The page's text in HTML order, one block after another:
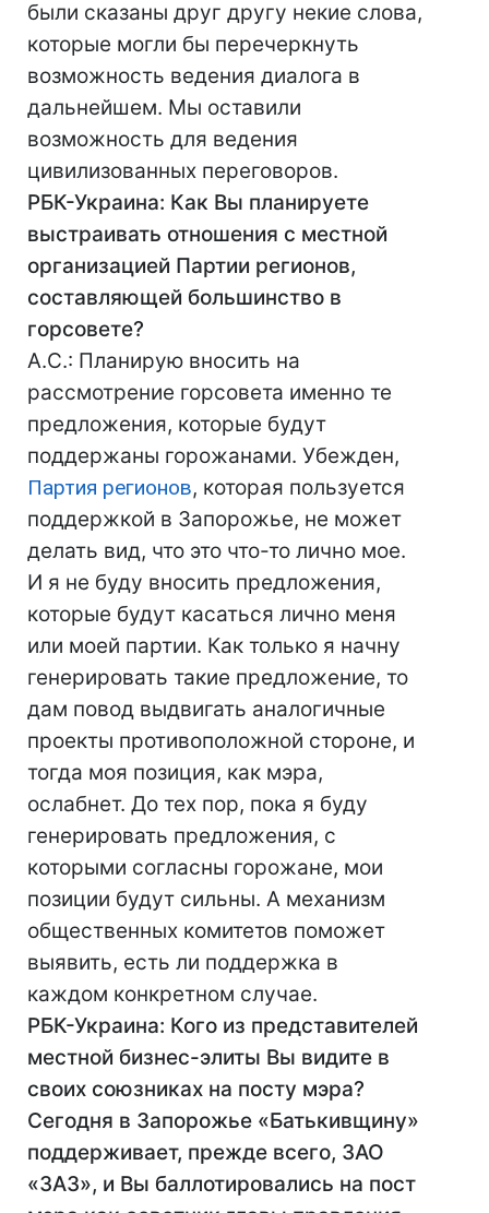
были сказаны друг другу некие слова,
которые могли бы перечеркнуть
возможность ведения диалога в
дальнейшем. Мы оставили
возможность для ведения
цивилизованных переговоров.
РБК-Украина: Как Вы планируете
выстраивать отношения с местной
организацией Партии регионов,
составляющей большинство в
горсовете?
А.С.: Планирую вносить на
рассмотрение горсовета именно те
предложения, которые будут
поддержаны горожанами. Убежден,
Партия регионов, которая пользуется
поддержкой в Запорожье, не может
делать вид, что это что-то лично мое.
И я не буду вносить предложения,
которые будут касаться лично меня
или моей партии. Как только я начну
генерировать такие предложение, то
дам повод выдвигать аналогичные
проекты противоположной стороне, и
тогда моя позиция, как мэра,
ослабнет. До тех пор, пока я буду
генерировать предложения, с
которыми согласны горожане, мои
позиции будут сильны. А механизм
общественных комитетов поможет
выявить, есть ли поддержка в
каждом конкретном случае.
РБК-Украина: Кого из представителей
местной бизнес-элиты Вы видите в
своих союзниках на посту мэра?
Сегодня в Запорожье «Батькивщину»
поддерживает, прежде всего, ЗАО
«ЗАЗ», и Вы баллотировались на пост